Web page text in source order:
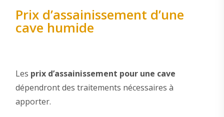
Prix d’assainissement d’une
cave humide
Les prix d’assainissement pour une cave
dépendront des traitements nécessaires à
apporter.